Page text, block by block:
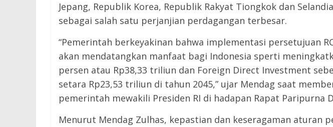
Jepang, Republik Korea, Republik Rakyat Tiongkok dan
sebagai salah satu perjanjian perdagangan terbesar.
“Pemerintah berkeyakinan bahwa implementasi persetujuan
akan mendatangkan manfaat bagi Indonesia sperti
persen atau Rp38,33 triliun dan Foreign Direct Investment
setara Rp23,53 triliun di tahun 2045,” ujar Mendag saat
pemerintah mewakili Presiden RI di hadapan Rapat Paripurna
Menurut Mendag Zulhas, kepastian dan keseragaman aturan